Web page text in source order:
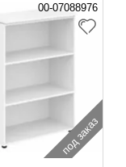
00-07088976
под заказ